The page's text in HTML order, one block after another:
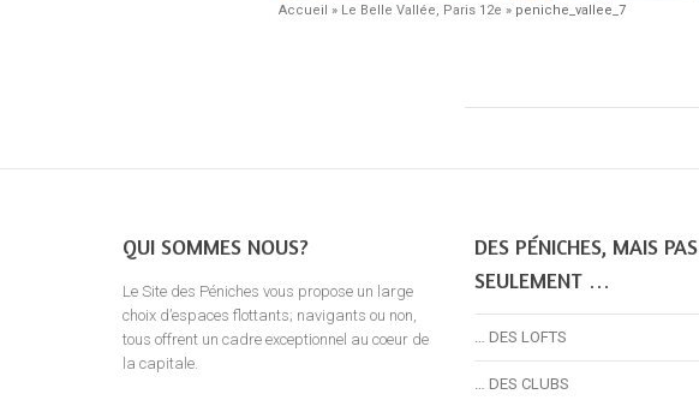
Accueil » Le Belle Vallée, Paris 12e » peniche_vallee_7
QUI SOMMES NOUS?
Le Site des Péniches vous propose un large
choix d’espaces flottants; navigants ou non,
tous offrent un cadre exceptionnel au coeur de
la capitale.
DES PÉNICHES, MAIS PAS
SEULEMENT …
… DES LOFTS
… DES CLUBS